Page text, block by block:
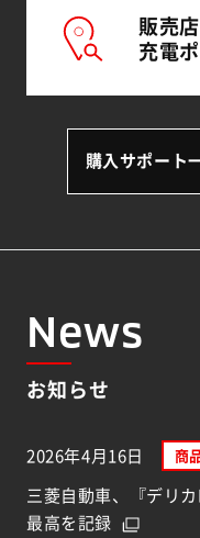
販売店
充電
購入サポート
News
お知らせ
2026年4月16日 商
三菱自動車、『デリ
最高を記録